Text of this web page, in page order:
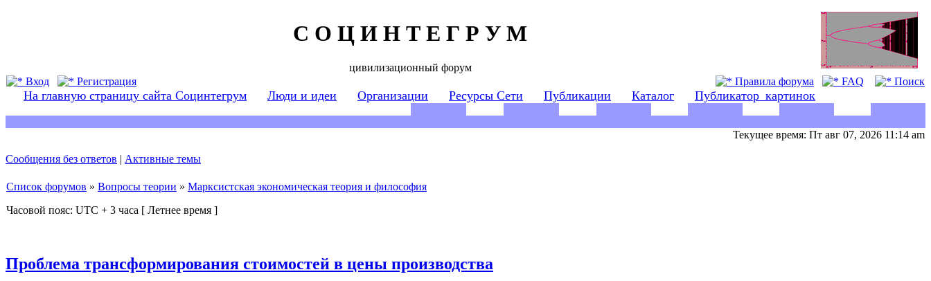
С О Ц И Н Т Е Г Р У М
цивилизационный форум
Вход
Регистрация Правила форума FAQ Поиск
На главную страницу сайта Социнтегрум Люди и идеи Организации Ресурсы Сети Публикации Каталог Публикатор_картинок
Текущее время: Пт авг 07, 2026 11:14 am
Сообщения без ответов | Активные темы
Список форумов » Вопросы теории » Марксистская экономическая теория и философия
Часовой пояс: UTC + 3 часа [ Летнее время ]
Проблема трансформирования стоимостей в цены производства